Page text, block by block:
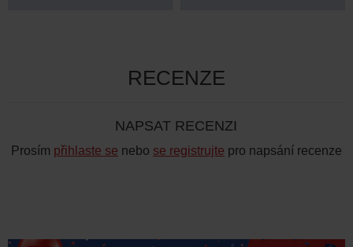
RECENZE
NAPSAT RECENZI
Prosím přihlaste se nebo se registrujte pro napsání recenze